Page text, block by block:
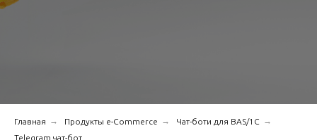
Главная → Продукты e-Commerce → Чат-боти для BAS/1С →
Telegram чат-бот